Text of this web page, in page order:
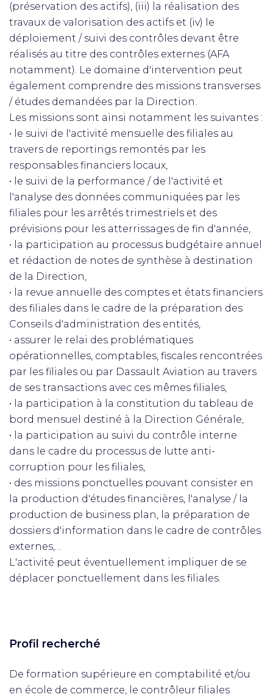
(préservation des actifs), (iii) la réalisation des
travaux de valorisation des actifs et (iv) le
déploiement / suivi des contrôles devant être
réalisés au titre des contrôles externes (AFA
notamment). Le domaine d'intervention peut
également comprendre des missions transverses
/ études demandées par la Direction.
Les missions sont ainsi notamment les suivantes :
• le suivi de l'activité mensuelle des filiales au
travers de reportings remontés par les
responsables financiers locaux,
• le suivi de la performance / de l'activité et
l'analyse des données communiquées par les
filiales pour les arrêtés trimestriels et des
prévisions pour les atterrissages de fin d'année,
• la participation au processus budgétaire annuel
et rédaction de notes de synthèse à destination
de la Direction,
• la revue annuelle des comptes et états financiers
des filiales dans le cadre de la préparation des
Conseils d'administration des entités,
• assurer le relai des problématiques
opérationnelles, comptables, fiscales rencontrées
par les filiales ou par Dassault Aviation au travers
de ses transactions avec ces mêmes filiales,
• la participation à la constitution du tableau de
bord mensuel destiné à la Direction Générale,
• la participation au suivi du contrôle interne
dans le cadre du processus de lutte anti-
corruption pour les filiales,
• des missions ponctuelles pouvant consister en
la production d'études financières, l'analyse / la
production de business plan, la préparation de
dossiers d'information dans le cadre de contrôles
externes,…
L'activité peut éventuellement impliquer de se
déplacer ponctuellement dans les filiales.
Profil recherché
De formation supérieure en comptabilité et/ou
en école de commerce, le contrôleur filiales